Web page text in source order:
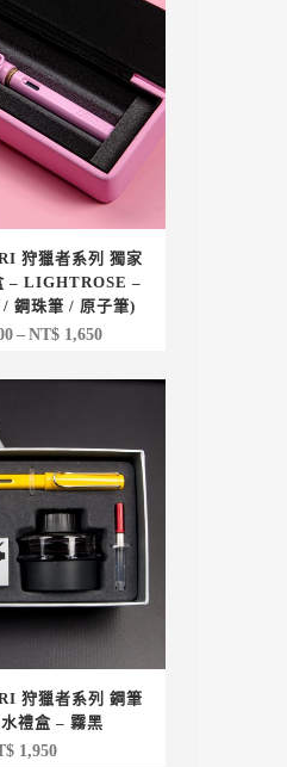
狩獵者系列 獨家
– LIGHTROSE –
鋼珠筆 / 原子筆)
– NT$1,650價
NT$ 1,200
到
NT$ 1,650
狩獵者系列 鋼筆
禮盒 – 霧黑
1,950